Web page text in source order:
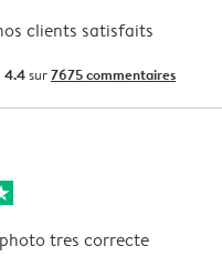
clients satisfaits
4.4sur7675 commentaires
tres correcte